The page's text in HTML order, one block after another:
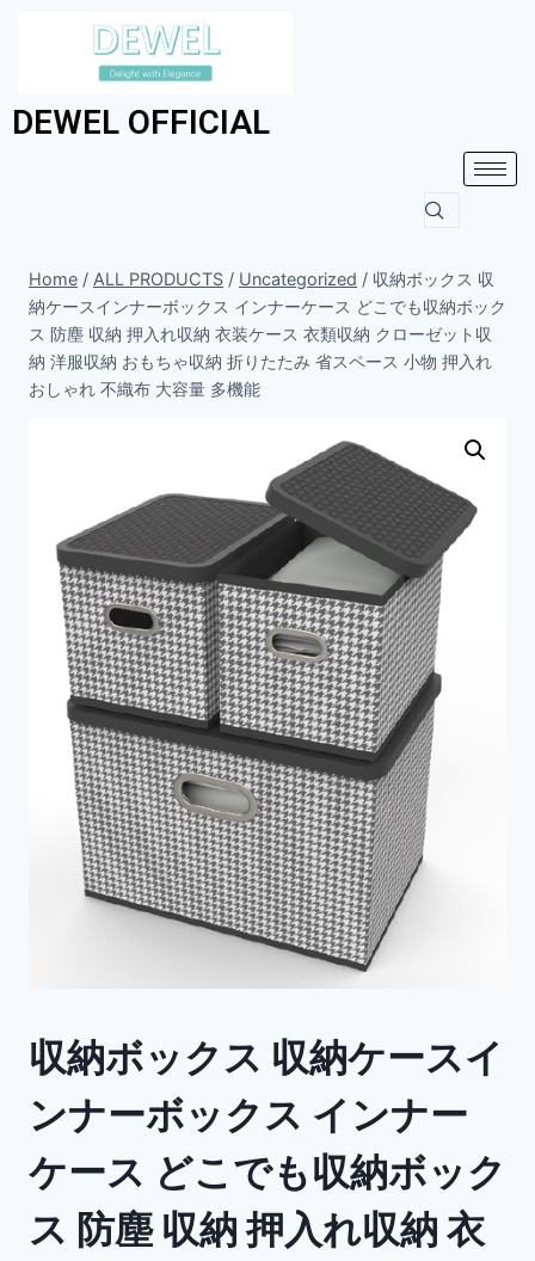
DEWEL OFFICIAL
Home / ALL PRODUCTS / Uncategorized / 収納ボックス 収
納ケースインナーボックス インナーケース どこでも収納ボック
ス 防塵 収納 押入れ収納 衣装ケース 衣類収納 クローゼット収
納 洋服収納 おもちゃ収納 折りたたみ 省スペース 小物 押入れ
おしゃれ 不織布 大容量 多機能
収納ボックス 収納ケースイ
ンナーボックス インナー
ケース どこでも収納ボック
ス 防塵 収納 押入れ収納 衣